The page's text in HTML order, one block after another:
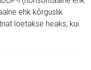
ehk kõrguslik
loetakse heaks, kui